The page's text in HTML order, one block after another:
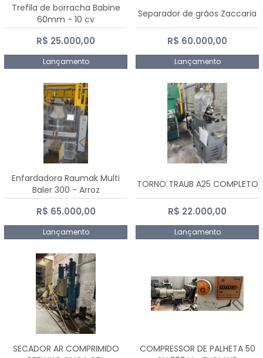
Trefila de borracha Babine
60mm - 10 cv
R$ 25.000,00
Lançamento
Separador de grãos Zaccaria
R$ 60.000,00
Lançamento
Enfardadora Raumak Multi
Baler 300 - Arroz
R$ 65.000,00
Lançamento
TORNO TRAUB A25 COMPLETO
R$ 22.000,00
Lançamento
SECADOR AR COMPRIMIDO
COMPRESSOR DE PALHETA 50